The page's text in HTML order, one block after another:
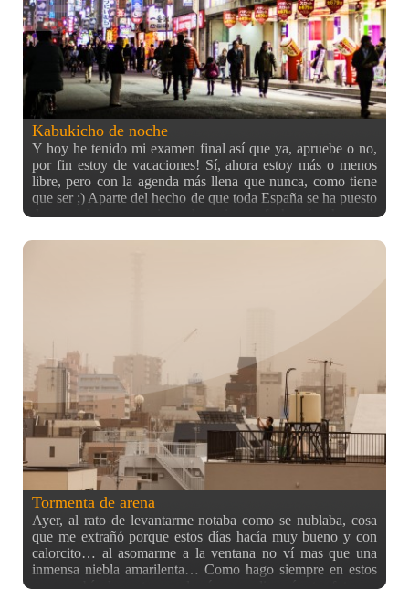
Kabukicho de noche
Y hoy he tenido mi examen final así que ya, apruebe o no,
por fin estoy de vacaciones! Sí, ahora estoy más o menos
libre, pero con la agenda más llena que nunca, como tiene
que ser ;) Aparte del hecho de que toda España se ha puesto
de acuerdo para venir en las mismas fechas (en hanami,
Kabukicho, el barrio rojo de Shinjuku. Sí, como ya
comenté, iba a poner más fotografías panorámicas desde
ahora que tengo el plugin en el blog ^^ Y ahora a descansar,
que llevo unas semanitas que no paro. Pero lo que sí quería
al menos era volver a actualizar el blog, que los crueles
exámenes no me dejaron hasta ahora ;)
Tormenta de arena
Ayer, al rato de levantarme notaba como se nublaba, cosa
que me extrañó porque estos días hacía muy bueno y con
calorcito… al asomarme a la ventana no ví mas que una
inmensa niebla amarilenta… Como hago siempre en estos
casos, subí a la azotea con la cámara y disparé estas fotos en